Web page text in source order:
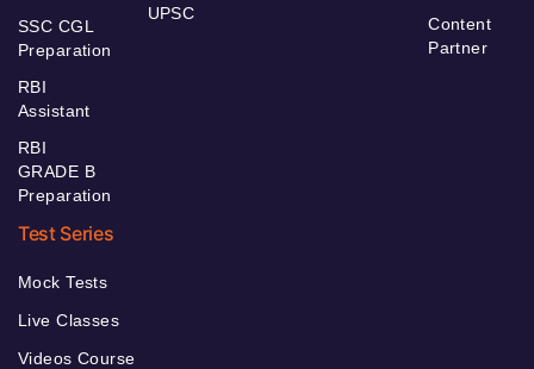
SSC CGL
Preparation
RBI
Assistant
RBI
GRADE B
Preparation
UPSC
Content
Partner
Test Series
Mock Tests
Live Classes
Videos Course